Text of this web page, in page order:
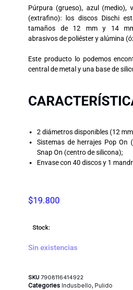
Púrpura (grueso), azul (medio),
(extrafino): los discos Dischi
tamaños de 12 mm y 14
abrasivos de poliéster y alúmina
Este producto lo podemos
central de metal y una base de
2 diámetros disponibles (12
Sistemas de herrajes Pop On
Snap On (centro de silicona);
Envase con 40 discos y 1
$19.800
Stock:
Sin existencias
SKU 7908116414922
Categories Indusbello, Pulido